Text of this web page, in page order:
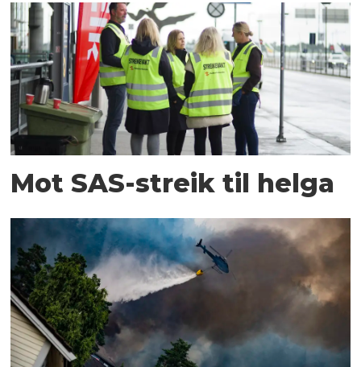
Mot SAS-streik til helga